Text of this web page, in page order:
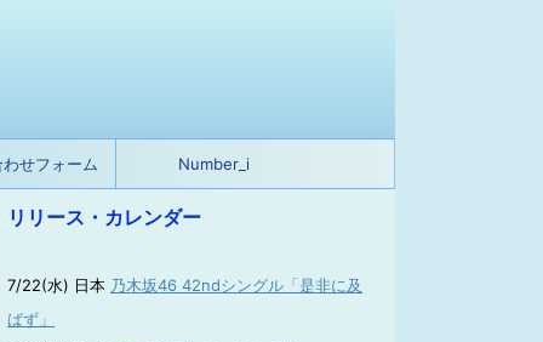
せフォーム Number_i
リリース・カレンダー
7/22(水) 日本 乃木坂46 42ndシングル「是非に及
ばず」